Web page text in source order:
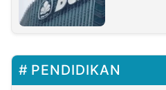
PENDIDIKAN